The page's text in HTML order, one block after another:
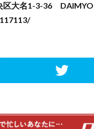
区大名1-3-36 DAIMYO